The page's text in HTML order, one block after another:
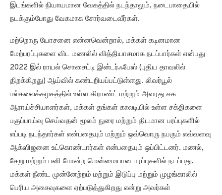
இடங்களில் நியாயமான வேகத்தில் நடந்தாலும், நடைபாதையில்
நடக்கும்போது வேகமாக சோர்வடைவீர்கள்.
மற்றொரு யோசனை என்னவென்றால், மக்கள் கடினமான
மேற்பரப்புகளை விட மணலில் வித்தியாசமாக நடப்பார்கள் என்பது
2022 இல் ராயல் சொசைட்டி இன்டர்ஃபேஸ் (புதிய தாவலில்
திறக்கிறது) ஆய்வில் கண்டறியப்பட்டுள்ளது. லிவர்பூல்
பல்கலைக்கழகத்தில் உள்ள கிராண்ட் மற்றும் அவரது சக
ஆராய்ச்சியாளர்கள், மக்கள் தங்கள் காலடியில் உள்ள சக்திகளை
பகுப்பாய்வு செய்வதன் மூலம் நுரை மற்றும் திடமான பரப்புகளில்
எப்படி நடந்தார்கள் என்பதையும் மற்றும் ஒவ்வொரு நபரும் எவ்வளவு
ஆக்ஸிஜனை உட்கொண்டார்கள் என்பதையும் ஒப்பிட்டனர். மணல்,
சேறு மற்றும் பனி போன்ற மென்மையான பரப்புகளில் நடப்பது,
மக்கள் நீண்ட முன்னேற்றம் மற்றும் இடுப்பு மற்றும் முழங்காலில்
பெரிய அசைவுகளை ஏற்படுத்துகிறது என்று அவர்கள்